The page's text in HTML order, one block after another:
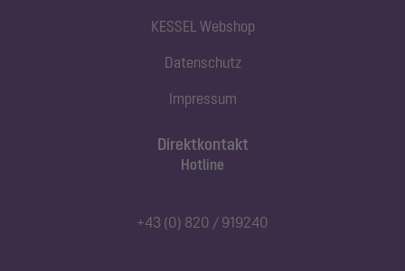
Direktkontakt
Hotline
+43 (0) 820 / 919240
KESSEL Webshop
Datenschutz
Impressum